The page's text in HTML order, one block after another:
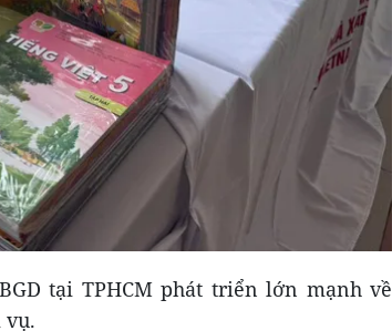
tại TPHCM phát triển lớn mạnh về
vụ.